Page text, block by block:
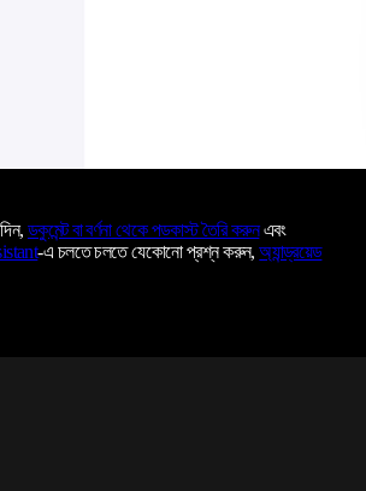
ডকুমেন্ট বা বর্ণনা থেকে পডকাস্ট তৈরি করুনএবং
-এ চলতে চলতে যেকোনো প্রশ্ন করুন,অ্যান্ড্রয়েড